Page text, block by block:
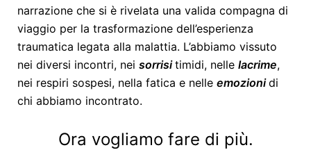
narrazione che si è rivelata una valida compagna di
viaggio per la trasformazione dell’esperienza
traumatica legata alla malattia. L’abbiamo vissuto
nei diversi incontri, nei sorrisitimidi, nelle lacrime,
nei respiri sospesi, nella fatica e nelle emozionidi
chi abbiamo incontrato.
Ora vogliamo fare di più.